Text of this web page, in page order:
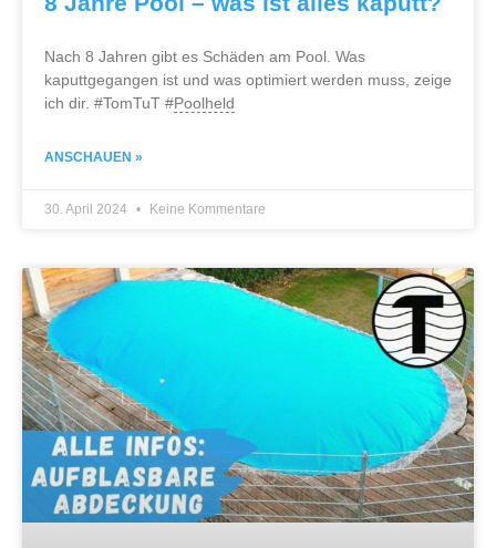
Nach 8 Jahren gibt es Schäden am Pool. Was
kaputtgegangen ist und was optimiert werden muss, zeige
ich dir. #TomTuT #Poolheld
ANSCHAUEN »
30. April 2024 Keine Kommentare